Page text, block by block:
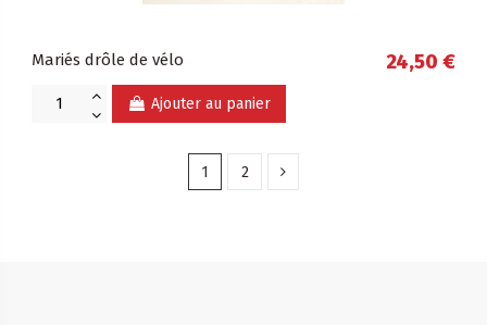
Mariés drôle de vélo 24,50 €
Ajouter au panier
1 2